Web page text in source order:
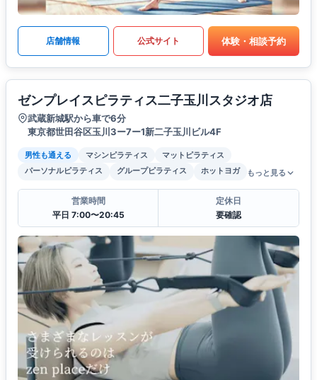
店舗情報 公式サイト 体験・相談予約
ゼンプレイスピラティス二子玉川スタジオ店
武蔵新城駅から車で6分
東京都世田谷区玉川3ー7ー1新二子玉川ビル4F
男性も通える マシンピラティス
マットピラティス
パーソナルピラティス
グループピラティス ホットヨガ もっと見る
営業時間
平日 7:00〜20:45
定休日
要確認